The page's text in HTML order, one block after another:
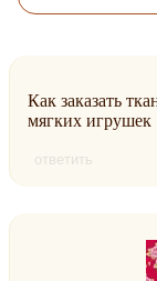
Как заказать
мягких игрушек
ответить